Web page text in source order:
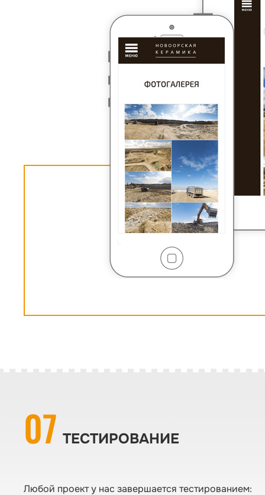
07 ТЕСТИРОВАНИЕ
Любой проект у нас завершается тестированием: